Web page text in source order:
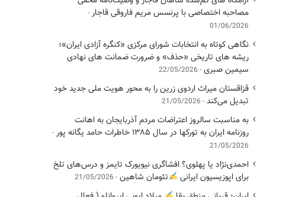
مصاحبه اختصاصی با پرنسس مریم فاروقی قاجار
01/06/2026
نگاهی کوتاه به انتخابات شورای مرکزی «کنگره آزادی ایران»؛
ریشه های تاریخی «حذف» و ضرورت ضمانت های نهادی
سیمین صبری 22/05/2026
قزاقستان میراث اردوی زرین را به محور هویت ملی جدید خود
تبدیل می‌کند 21/05/2026
به مناسبت سالروز اعتراضات مردم آذربایجان به اهانت
روزنامه ایران به تورکها در سال ۱۳۸۵ خاطرات حامد یگانه پور
21/05/2026
احمدی‌نژاد یا پهلوی؟ افشاگری نیویورک تایمز و درس‌های تلخ
برای اپوزیسیون ایرانی
تئومان شاهین 21/05/2026